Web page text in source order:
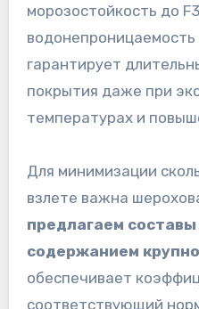
морозостойкость до
водонепроницаемость
гарантирует
покрытия даже при
температурах и
Для минимизации
взлете важна
предлагаем
содержанием
обеспечивает
соответствующий